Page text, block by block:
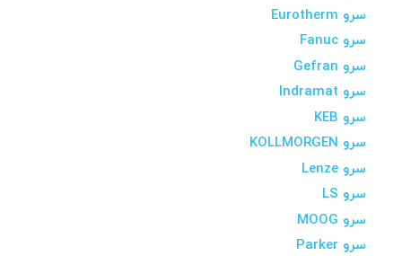
سرو Eurotherm
سرو Fanuc
سرو Gefran
سرو Indramat
سرو KEB
سرو KOLLMORGEN
سرو Lenze
سرو LS
سرو MOOG
سرو Parker